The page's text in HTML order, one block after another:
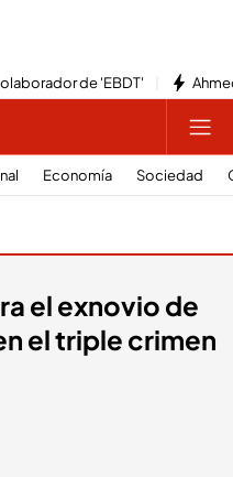
de 'EBDT'
Economía Sociedad
el exnovio de
el triple crimen